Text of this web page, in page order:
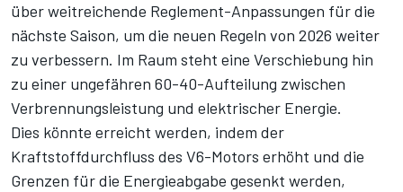
über weitreichende Reglement-Anpassungen für die
nächste Saison, um die neuen Regeln von 2026 weiter
zu verbessern. Im Raum steht eine Verschiebung hin
zu einer ungefähren 60-40-Aufteilung zwischen
Verbrennungsleistung und elektrischer Energie.
Dies könnte erreicht werden, indem der
Kraftstoffdurchfluss des V6-Motors erhöht und die
Grenzen für die Energieabgabe gesenkt werden,